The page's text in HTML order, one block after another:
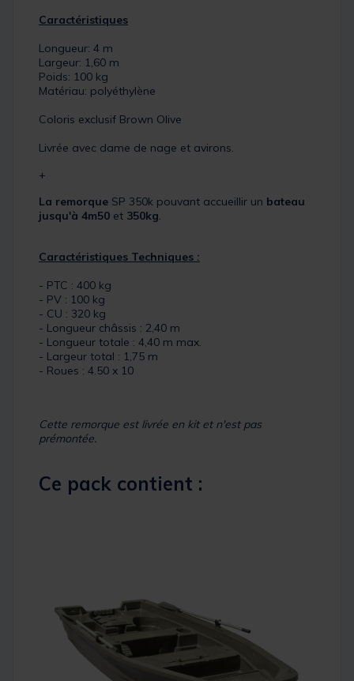
Caractéristiques
Longueur: 4 m
Largeur: 1,60 m
Poids: 100 kg
Matériau: polyéthylène
Coloris exclusif Brown Olive
Livrée avec dame de nage et avirons.
+
La remorque SP 350k pouvant accueillir un bateau
jusqu'à 4m50 et 350kg.
Caractéristiques Techniques :
- PTC : 400 kg
- PV : 100 kg
- CU : 320 kg
- Longueur châssis : 2,40 m
- Longueur totale : 4,40 m max.
- Largeur total : 1,75 m
- Roues : 4.50 x 10
Cette remorque est livrée en kit et n'est pas
prémontée.
Ce pack contient :